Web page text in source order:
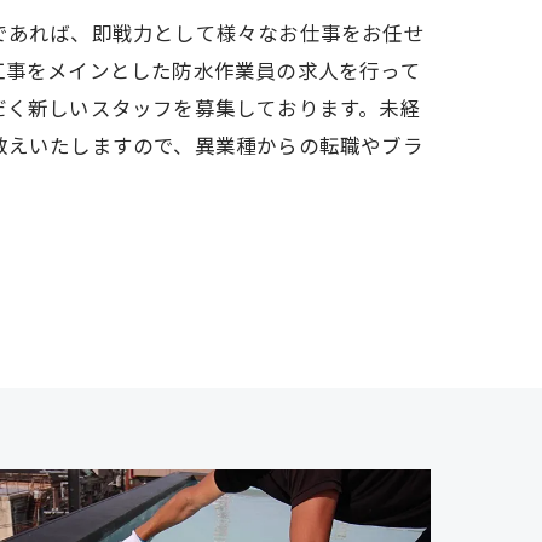
れば、即戦力として様々なお仕事をお任せ
をメインとした防水作業員の求人を行って
新しいスタッフを募集しております。未経
いたしますので、異業種からの転職やブラ